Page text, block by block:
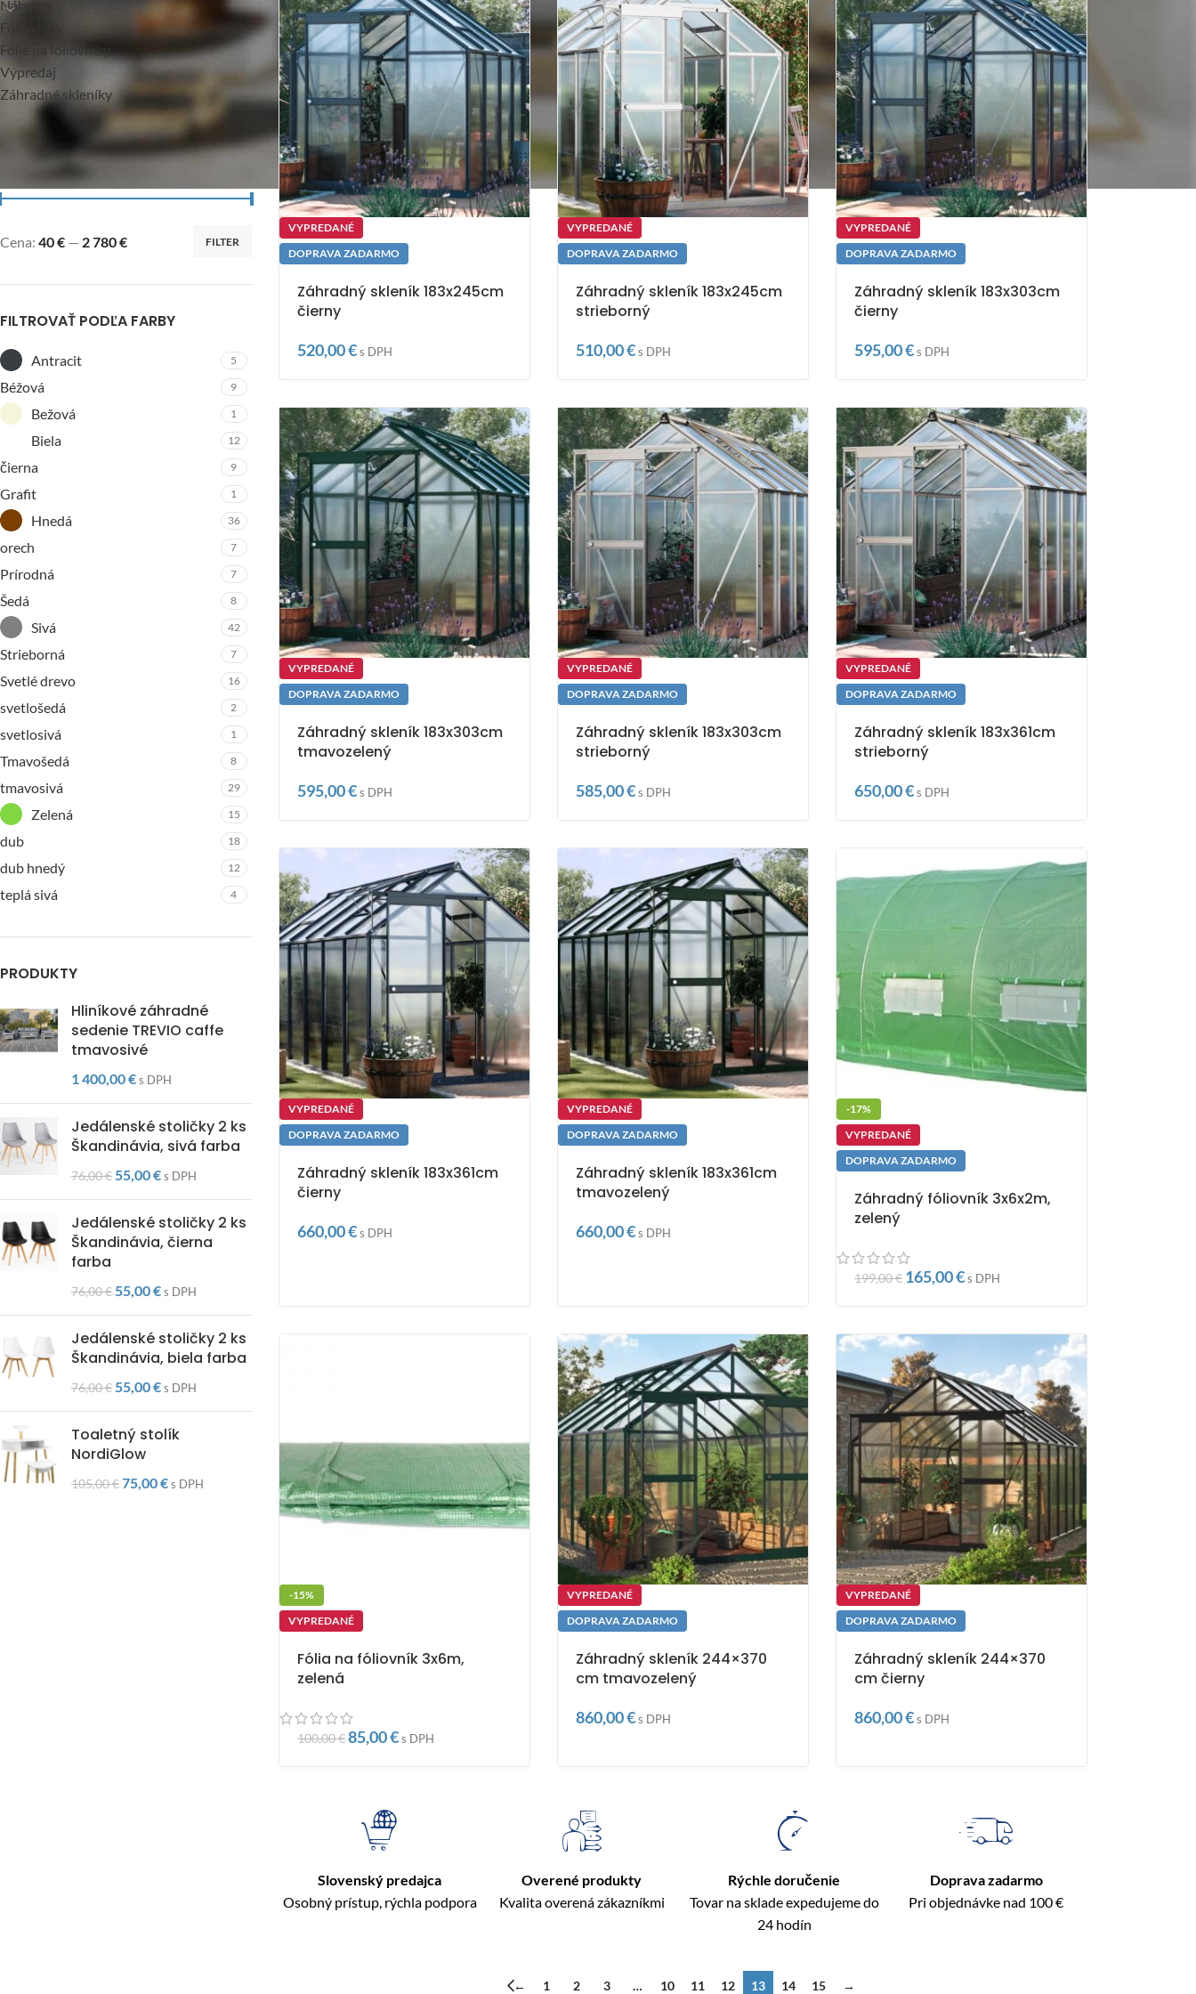
Nábytok
Fóliovníky
Fólie na fóliovníky
Výpredaj
Záhradné skleníky
FILTROVAŤ PODĽA CENY
FILTER
Cena: 40 € — 2 780 €
FILTROVAŤ PODĽA FARBY
Antracit 5
Béžová 9
Bežová 1
Biela 12
čierna 9
Grafit 1
Hnedá 36
orech 7
Prírodná 7
Šedá 8
Sivá 42
Strieborná 7
Svetlé drevo 16
svetlošedá 2
svetlosivá 1
Tmavošedá 8
tmavosivá 29
Zelená 15
dub 18
dub hnedý 12
teplá sivá 4
PRODUKTY
Hliníkové záhradné
sedenie TREVIO caffe
tmavosivé
1 400,00€s DPH
Jedálenské stoličky 2 ks
Škandinávia, sivá farba
76,00€55,00€s DPH
Jedálenské stoličky 2 ks
Škandinávia, čierna
farba
76,00€55,00€s DPH
Jedálenské stoličky 2 ks
Škandinávia, biela farba
76,00€55,00€s DPH
Toaletný stolík
NordiGlow
105,00€75,00€s DPH
VYPREDANÉ
DOPRAVA ZADARMO
Záhradný skleník 183x245cm
čierny
520,00€s DPH
VYPREDANÉ
DOPRAVA ZADARMO
Záhradný skleník 183x245cm
strieborný
510,00€s DPH
VYPREDANÉ
DOPRAVA ZADARMO
Záhradný skleník 183x303cm
čierny
595,00€s DPH
VYPREDANÉ
DOPRAVA ZADARMO
Záhradný skleník 183x303cm
tmavozelený
595,00€s DPH
VYPREDANÉ
DOPRAVA ZADARMO
Záhradný skleník 183x303cm
strieborný
585,00€s DPH
VYPREDANÉ
DOPRAVA ZADARMO
Záhradný skleník 183x361cm
strieborný
650,00€s DPH
VYPREDANÉ
DOPRAVA ZADARMO
Záhradný skleník 183x361cm
čierny
660,00€s DPH
VYPREDANÉ
DOPRAVA ZADARMO
Záhradný skleník 183x361cm
tmavozelený
660,00€s DPH
-17%
VYPREDANÉ
DOPRAVA ZADARMO
Záhradný fóliovník 3x6x2m,
zelený
199,00€ 165,00€s DPH
-15%
VYPREDANÉ
Fólia na fóliovník 3x6m,
zelená
100,00€85,00€s DPH
VYPREDANÉ
DOPRAVA ZADARMO
Záhradný skleník 244×370
cm tmavozelený
860,00€s DPH
VYPREDANÉ
DOPRAVA ZADARMO
Záhradný skleník 244×370
cm čierny
860,00€s DPH
Slovenský predajca
Osobný prístup, rýchla podpora
Overené produkty
Kvalita overená zákazníkmi
Rýchle doručenie
Tovar na sklade expedujeme do
24 hodín
Doprava zadarmo
Pri objednávke nad 100 €
← 1 2 3 … 10 11 12 13 14 15 →